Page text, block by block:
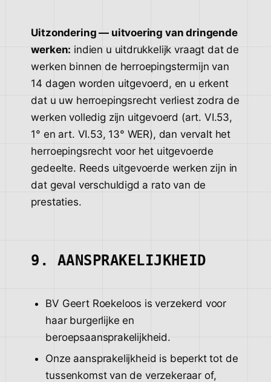
Uitzondering — uitvoering van dringende
werken: indien u uitdrukkelijk vraagt dat de
werken binnen de herroepingstermijn van
14 dagen worden uitgevoerd, en u erkent
dat u uw herroepingsrecht verliest zodra de
werken volledig zijn uitgevoerd (art. VI.53,
1° en art. VI.53, 13° WER), dan vervalt het
herroepingsrecht voor het uitgevoerde
gedeelte. Reeds uitgevoerde werken zijn in
dat geval verschuldigd a rato van de
prestaties.
9. AANSPRAKELIJKHEID
BV Geert Roekeloos is verzekerd voor
haar burgerlijke en
beroepsaansprakelijkheid.
Onze aansprakelijkheid is beperkt tot de
tussenkomst van de verzekeraar of,